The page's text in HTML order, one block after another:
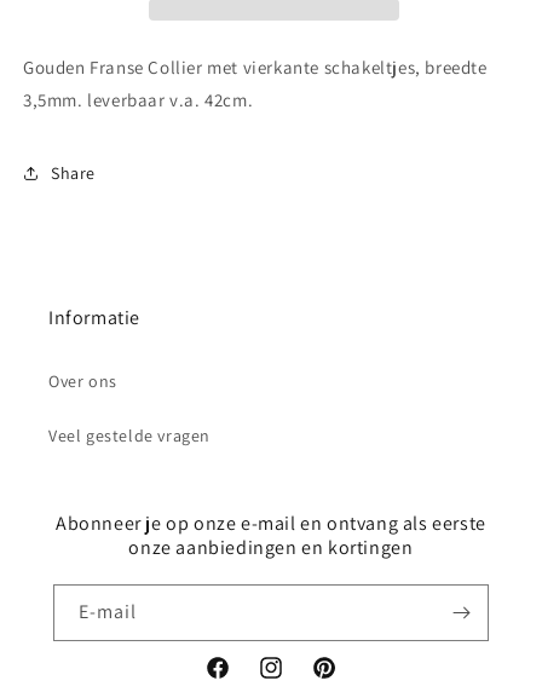
Gouden Franse Collier met vierkante schakeltjes, breedte
3,5mm. leverbaar v.a. 42cm.
Share
Informatie
Over ons
Veel gestelde vragen
Abonneer je op onze e-mail en ontvang als eerste
onze aanbiedingen en kortingen
E‑mail
FacebookInstagramPinterest